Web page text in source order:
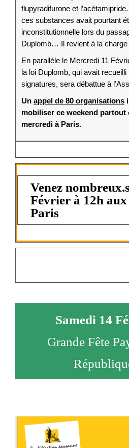
flupyradifurone et
ces substances avait pourtant
inconstitutionnelle lors du
Duplomb… Il revient à la
En parallèle le Mercredi 11
la loi Duplomb, qui avait
signatures, sera débattue à
Un appel de 80 organisations
mobiliser ce weekend partout
mercredi à Paris.
Venez
Février à 12h
Paris
Samedi 14
Grande Fête